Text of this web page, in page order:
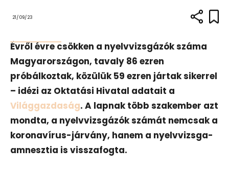
21/09/23
Évről évre csökken a nyelvvizsgázók száma
Magyarországon, tavaly 86 ezren
próbálkoztak, közülük 59 ezren jártak sikerrel
– idézi az Oktatási Hivatal adatait a
Világgazdaság. A lapnak több szakember azt
mondta, a nyelvvizsgázók számát nemcsak a
koronavírus-járvány, hanem a nyelvvizsga-
amnesztia is visszafogta.